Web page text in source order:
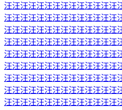
汪汪汪汪汪汪汪汪汪汪汪汪汪汪
汪汪汪汪汪汪汪汪汪汪汪汪汪汪
汪汪汪汪汪汪汪汪汪汪汪汪汪汪
汪汪汪汪汪汪汪汪汪汪汪汪汪汪
汪汪汪汪汪汪汪汪汪汪汪汪汪汪
汪汪汪汪汪汪汪汪汪汪汪汪汪汪
汪汪汪汪汪汪汪汪汪汪汪汪汪汪
汪汪汪汪汪汪汪汪汪汪汪汪汪汪
汪汪汪汪汪汪汪汪汪汪汪汪汪汪